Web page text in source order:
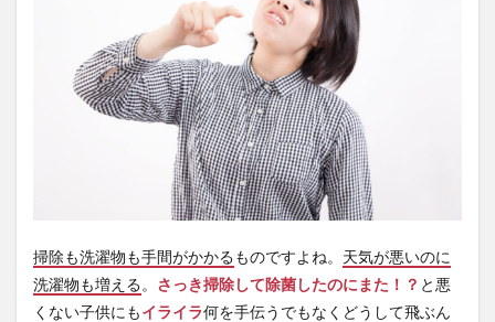
掃除も洗濯物も手間がかかるものですよね。 天気が悪いのに
洗濯物も増える。 さっき掃除して除菌したのにまた！？ と悪
くない子供にもイライラ何を手伝うでもなくどうして飛ぶん